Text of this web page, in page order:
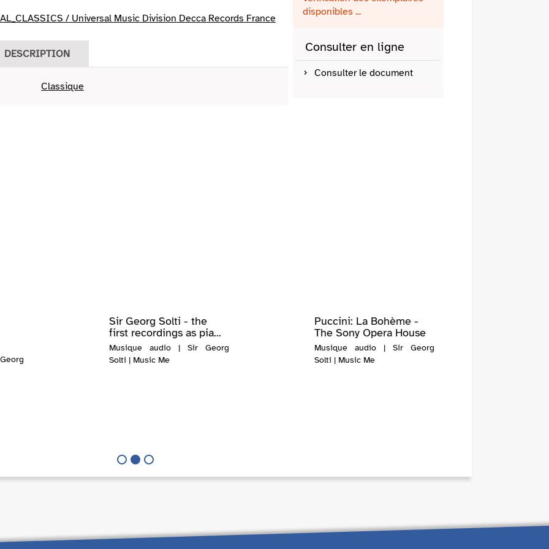
/ Universal Music Division Decca Records France
DESCRIPTION
Classique
disponibles ...
Consulter en ligne
Consulter le document
Sir Georg Solti - the
first recordings as pia...
Musique audio | Sir Georg
Solti | Music Me
Puccini: La Bohème -
The Sony Opera House
Musique audio | Sir Georg
Solti | Music Me